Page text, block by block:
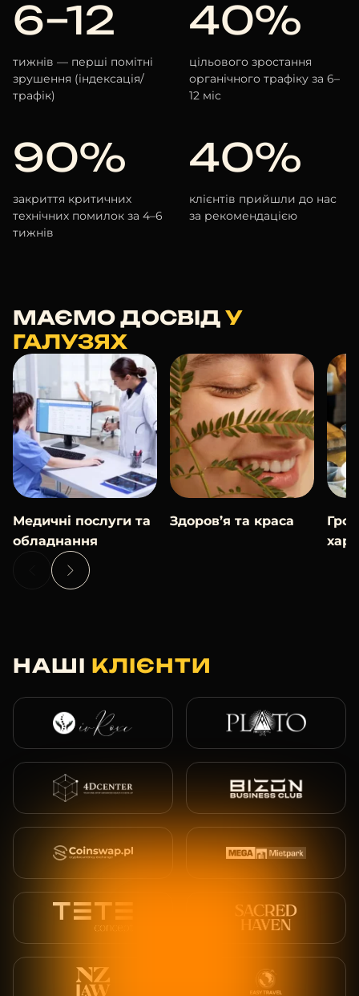
6–12
тижнів — перші помітні
зрушення (індексація/
трафік)
40%
цільового зростання
органічного трафіку за 6–
12 міс
90%
закриття критичних
технічних помилок за 4–6
тижнів
40%
клієнтів прийшли до нас
за рекомендацією
МАЄМО ДОСВІД У
ГАЛУЗЯХ
Медичні послуги та
обладнання
Здоров’я та краса
НАШІ КЛІЄНТИ